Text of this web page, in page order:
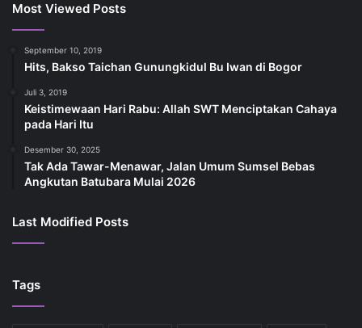
Most Viewed Posts
September 10, 2019
Hits, Bakso Taichan Gunungkidul Bu Iwan di Bogor
Juli 3, 2019
Keistimewaan Hari Rabu: Allah SWT Menciptakan Cahaya
pada Hari Itu
Desember 30, 2025
Tak Ada Tawar-Menawar, Jalan Umum Sumsel Bebas
Angkutan Batubara Mulai 2026
Last Modified Posts
Tags